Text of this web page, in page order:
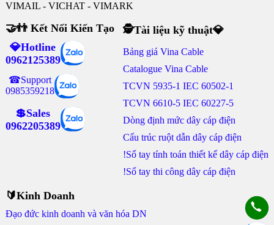
VIMAIL - VICHAT - VIMARK
🤝👬 Kết Nối Kiến Tạo
💎Hotline
0962125389
☎Support
0985359218
💲Sales
0962205389
🕵Tài liệu kỹ thuật💎
Bảng giá Vina Cable
Catalogue Vina Cable
TCVN 5935-1 IEC 60502-1
TCVN 6610-5 IEC 60227-5
Dòng định mức dây cáp điện
Cấu trúc ruột dẫn dây cáp điện
!Sổ tay tính toán thiết kế dây cáp điện
!Sổ tay thi công dây cáp điện
🔰Kinh Doanh
Đạo đức kinh doanh và văn hóa DN